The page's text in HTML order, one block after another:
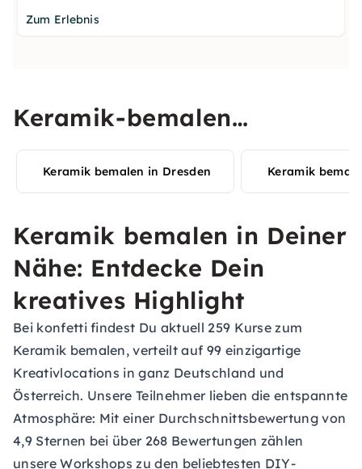
Zum Erlebnis
Keramik-bemalen
Erlebnisse in Deiner Stadt
entdecken
Keramik bemalen in Dresden Keramik
Keramik bemalen in Deiner
Nähe: Entdecke Dein
kreatives Highlight
Bei konfetti findest Du aktuell 259 Kurse zum
Keramik bemalen, verteilt auf 99 einzigartige
Kreativlocations in ganz Deutschland und
Österreich. Unsere Teilnehmer lieben die entspannte
Atmosphäre: Mit einer Durchschnittsbewertung von
4,9 Sternen bei über 268 Bewertungen zählen
unsere Workshops zu den beliebtesten DIY-